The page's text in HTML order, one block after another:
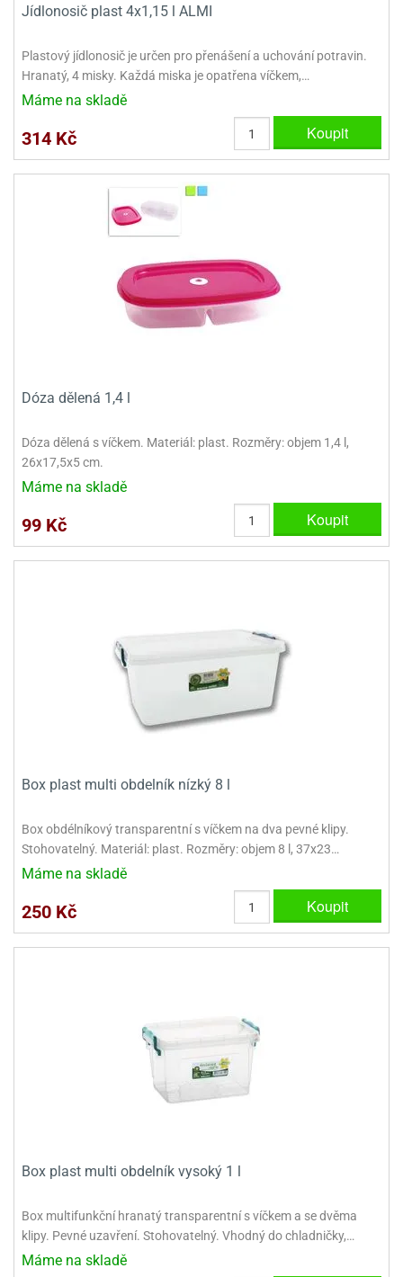
Jídlonosič plast 4x1,15 l ALMI
Plastový jídlonosič je určen pro přenášení a uchování potravin.
Hranatý, 4 misky. Každá miska je opatřena víčkem,…
Máme na skladě
314 Kč Koupit
Dóza dělená 1,4 l
Dóza dělená s víčkem. Materiál: plast. Rozměry: objem 1,4 l,
26x17,5x5 cm.
Máme na skladě
99 Kč Koupit
Box plast multi obdelník nízký 8 l
Box obdélníkový transparentní s víčkem na dva pevné klipy.
Stohovatelný. Materiál: plast. Rozměry: objem 8 l, 37x23…
Máme na skladě
250 Kč Koupit
Box plast multi obdelník vysoký 1 l
Box multifunkční hranatý transparentní s víčkem a se dvěma
klipy. Pevné uzavření. Stohovatelný. Vhodný do chladničky,…
Máme na skladě